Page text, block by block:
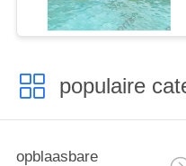
populaire
opblaasbare